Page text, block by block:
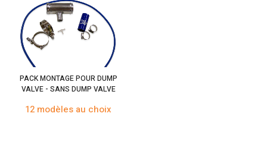
PACK MONTAGE POUR DUMP
VALVE - SANS DUMP VALVE
12 modèles au choix